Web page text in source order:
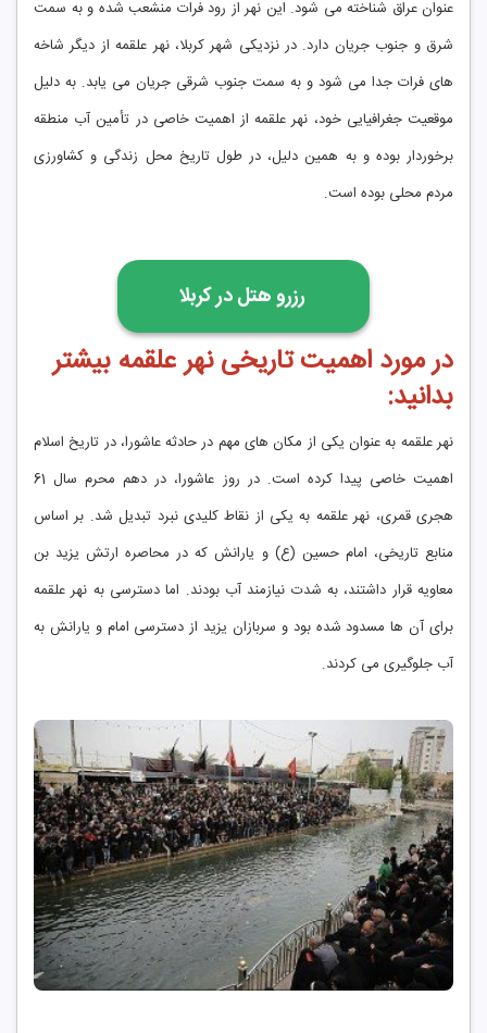
عنوان عراق شناخته می ‌شود. این نهر از رود فرات منشعب شده و به سمت
شرق و جنوب جریان دارد. در نزدیکی شهر کربلا، نهر علقمه از دیگر شاخه‌
های فرات جدا می ‌شود و به سمت جنوب شرقی جریان می ‌یابد. به دلیل
موقعیت جغرافیایی خود، نهر علقمه از اهمیت خاصی در تأمین آب منطقه
برخوردار بوده و به همین دلیل، در طول تاریخ محل زندگی و کشاورزی
مردم محلی بوده است.
رزرو هتل در کربلا
در مورد اهمیت تاریخی نهر علقمه بیشتر
بدانید:
نهر علقمه به عنوان یکی از مکان ‌های مهم در حادثه عاشورا، در تاریخ اسلام
اهمیت خاصی پیدا کرده است. در روز عاشورا، در دهم محرم سال 61
هجری قمری، نهر علقمه به یکی از نقاط کلیدی نبرد تبدیل شد. بر اساس
منابع تاریخی، امام حسین (ع) و یارانش که در محاصره ارتش یزید بن
معاویه قرار داشتند، به شدت نیازمند آب بودند. اما دسترسی به نهر علقمه
برای آن ‌ها مسدود شده بود و سربازان یزید از دسترسی امام و یارانش به
آب جلوگیری می ‌کردند.